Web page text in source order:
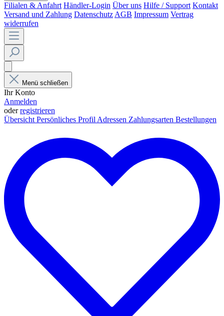
Filialen & Anfahrt Händler-Login Über uns Hilfe / Support Kontakt
Versand und Zahlung Datenschutz AGB Impressum Vertrag
widerrufen
Menü schließen
Ihr Konto
Anmelden
oderregistrieren
Übersicht Persönliches Profil Adressen Zahlungsarten Bestellungen